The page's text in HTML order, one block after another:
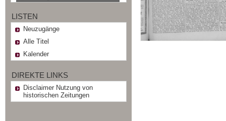
LISTEN
Neuzugänge
Alle Titel
Kalender
DIREKTE LINKS
Disclaimer Nutzung von
historischen Zeitungen